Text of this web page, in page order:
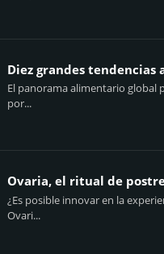
Diez grandes tendencias
El panorama alimentario global
por...
Ovaria, el ritual de
¿Es posible innovar en la
Ovari...